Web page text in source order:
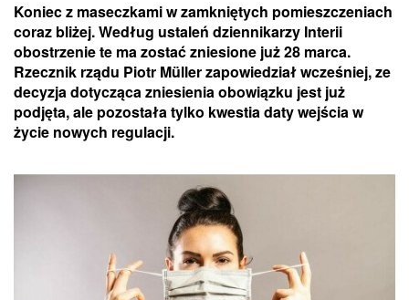
Koniec z maseczkami w zamkniętych pomieszczeniach
coraz bliżej. Według ustaleń dziennikarzy Interii
obostrzenie te ma zostać zniesione już 28 marca.
Rzecznik rządu Piotr Müller zapowiedział wcześniej, ze
decyzja dotycząca zniesienia obowiązku jest już
podjęta, ale pozostała tylko kwestia daty wejścia w
życie nowych regulacji.